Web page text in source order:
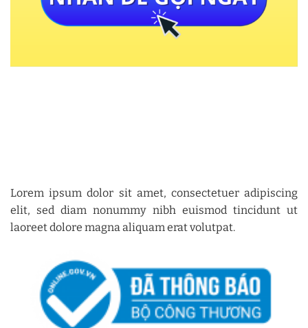
Lorem ipsum dolor sit amet, consectetuer adipiscing
elit, sed diam nonummy nibh euismod tincidunt ut
laoreet dolore magna aliquam erat volutpat.